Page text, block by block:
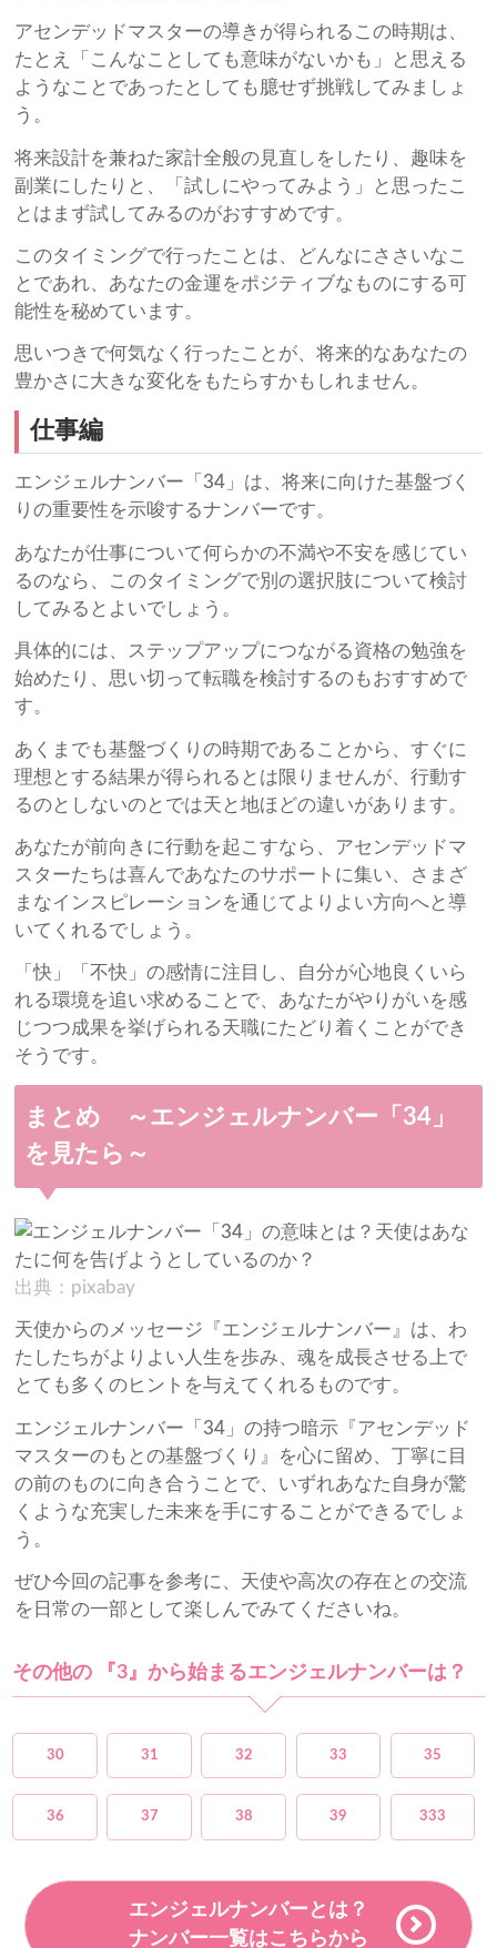
アセンデッドマスターの導きが得られるこの時期は、
たとえ「こんなことしても意味がないかも」と思える
ようなことであったとしても臆せず挑戦してみましょ
う。
将来設計を兼ねた家計全般の見直しをしたり、趣味を
副業にしたりと、「試しにやってみよう」と思ったこ
とはまず試してみるのがおすすめです。
このタイミングで行ったことは、どんなにささいなこ
とであれ、あなたの金運をポジティブなものにする可
能性を秘めています。
思いつきで何気なく行ったことが、将来的なあなたの
豊かさに大きな変化をもたらすかもしれません。
仕事編
エンジェルナンバー「34」は、将来に向けた基盤づく
りの重要性を示唆するナンバーです。
あなたが仕事について何らかの不満や不安を感じてい
るのなら、このタイミングで別の選択肢について検討
してみるとよいでしょう。
具体的には、ステップアップにつながる資格の勉強を
始めたり、思い切って転職を検討するのもおすすめで
す。
あくまでも基盤づくりの時期であることから、すぐに
理想とする結果が得られるとは限りませんが、行動す
るのとしないのとでは天と地ほどの違いがあります。
あなたが前向きに行動を起こすなら、アセンデッドマ
スターたちは喜んであなたのサポートに集い、さまざ
まなインスピレーションを通じてよりよい方向へと導
いてくれるでしょう。
「快」「不快」の感情に注目し、自分が心地良くいら
れる環境を追い求めることで、あなたがやりがいを感
じつつ成果を挙げられる天職にたどり着くことができ
そうです。
まとめ ～エンジェルナンバー「34」
を見たら～
出典：pixabay
天使からのメッセージ『エンジェルナンバー』は、わ
たしたちがよりよい人生を歩み、魂を成長させる上で
とても多くのヒントを与えてくれるものです。
エンジェルナンバー「34」の持つ暗示『アセンデッド
マスターのもとの基盤づくり』を心に留め、丁寧に目
の前のものに向き合うことで、いずれあなた自身が驚
くような充実した未来を手にすることができるでしょ
う。
ぜひ今回の記事を参考に、天使や高次の存在との交流
を日常の一部として楽しんでみてくださいね。
その他の 『3』から始まるエンジェルナンバーは？
30 31 32 33 35
36 37 38 39 333
エンジェルナンバーとは？
ナンバー一覧はこちらから